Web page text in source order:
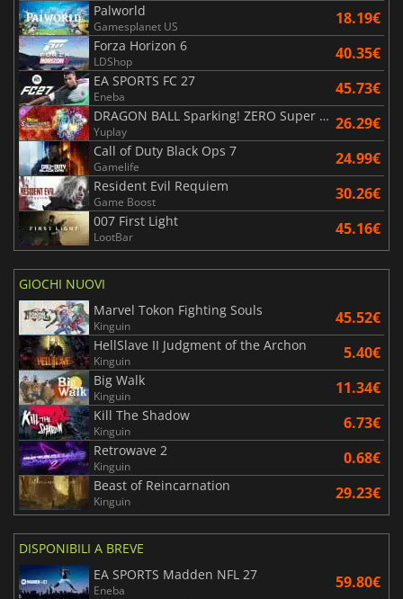
Palworld
Gamesplanet US 18.19€
Forza Horizon 6
LDShop 40.35€
EA SPORTS FC 27
Eneba 45.73€
DRAGON BALL Sparking! ZERO Super Limit Breaking NEO
Yuplay 26.29€
Call of Duty Black Ops 7
Gamelife 24.99€
Resident Evil Requiem
Game Boost 30.26€
007 First Light
LootBar 45.16€
GIOCHI NUOVI
Marvel Tokon Fighting Souls
Kinguin 45.52€
HellSlave II Judgment of the Archon
Kinguin 5.40€
Big Walk
Kinguin 11.34€
Kill The Shadow
Kinguin 6.73€
Retrowave 2
Kinguin 0.68€
Beast of Reincarnation
Kinguin 29.23€
DISPONIBILI A BREVE
EA SPORTS Madden NFL 27
Eneba 59.80€